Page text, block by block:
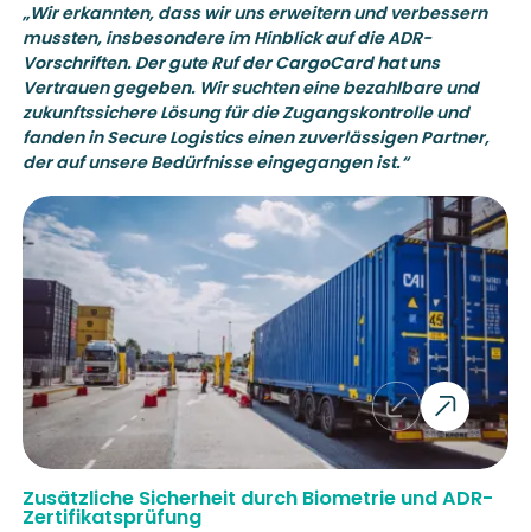
„Wir erkannten, dass wir uns erweitern und verbessern
mussten, insbesondere im Hinblick auf die ADR-
Vorschriften. Der gute Ruf der CargoCard hat uns
Vertrauen gegeben. Wir suchten eine bezahlbare und
zukunftssichere Lösung für die Zugangskontrolle und
fanden in Secure Logistics einen zuverlässigen Partner,
der auf unsere Bedürfnisse eingegangen ist.“
Zusätzliche Sicherheit durch Biometrie und ADR-
Zertifikatsprüfung